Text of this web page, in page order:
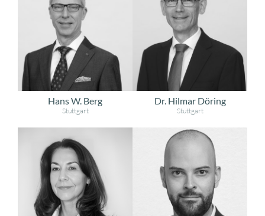
Hans W. Berg
Stuttgart
Dr. Hilmar Döring
Stuttgart